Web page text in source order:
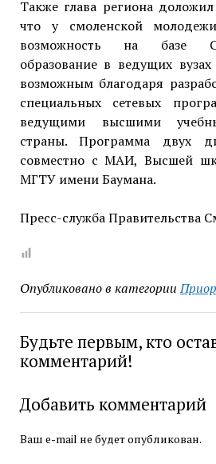
Также глава региона
что у смоленской
возможность на базе
образование в ведущих
возможным благодаря
специальных сетевых
ведущими высшими
страны. Программа двух
совместно с МАИ, Высшей
МГТУ имени Баумана.
Пресс-служба Правительства
Опубликовано в категории
Будьте первым, кто
комментарий!
Добавить комментарий
Ваш e-mail не будет опубликован.